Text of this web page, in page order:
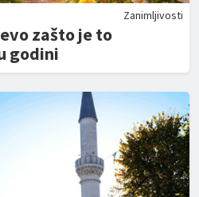
Zanimljivosti
zašto je to
godini